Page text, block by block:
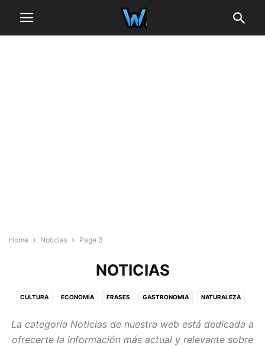
Home Noticias Page 3
NOTICIAS
CULTURA ECONOMIA FRASES GASTRONOMIA NATURALEZA
La categoría Noticias de nuestra web está dedicada a
ofrecerte la información más actual y relevante sobre